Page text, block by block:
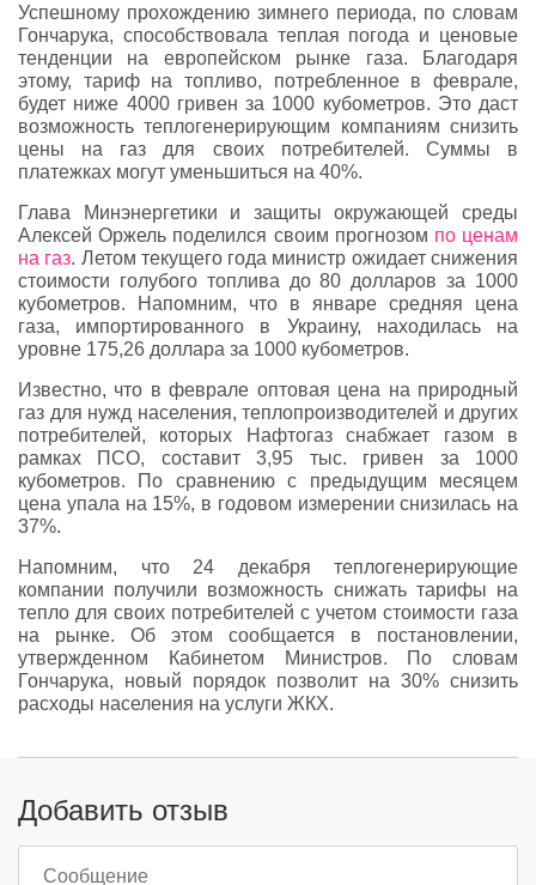
Успешному прохождению зимнего периода, по словам
Гончарука, способствовала теплая погода и ценовые
тенденции на европейском рынке газа. Благодаря
этому, тариф на топливо, потребленное в феврале,
будет ниже 4000 гривен за 1000 кубометров. Это даст
возможность теплогенерирующим компаниям снизить
цены на газ для своих потребителей. Суммы в
платежках могут уменьшиться на 40%.
Глава
Минэнергетики и защиты окружающей среды
АлексейОржель поделился своим прогнозом по ценам
на газ. Летом текущего года министр ожидает снижения
стоимости голубого топлива до 80 долларов за 1000
кубометров. Напомним, что в январе средняя цена
газа, импортированного в Украину, находилась на
уровне 175,26 доллара за 1000 кубометров.
Известно, что в феврале оптовая цена на природный
газ для нужд населения, теплопроизводителей и других
потребителей, которых
Нафтогазснабжает газом в
рамках ПСО, составит 3,95 тыс. гривен за 1000
кубометров. По сравнению с предыдущим месяцем
цена упала на 15%, в годовом измерении снизилась на
37%.
Напомним, что 24 декабря теплогенерирующие
компании получили возможность снижать тарифы на
тепло для своих потребителей с учетом стоимости газа
на рынке. Об этом сообщается в постановлении,
утвержденном Кабинетом Министров. По словам
Гончарука, новый порядок позволит на 30% снизить
расходы населения на услуги ЖКХ.
Добавить отзыв